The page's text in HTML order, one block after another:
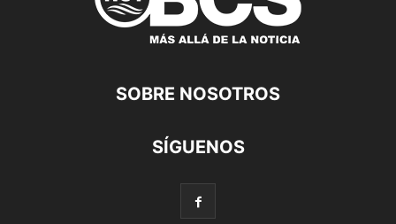
SOBRE NOSOTROS
SÍGUENOS